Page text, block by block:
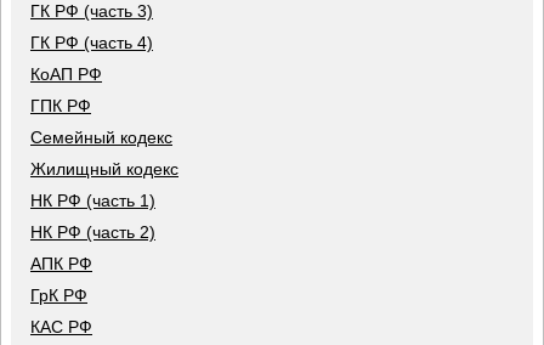
ГК РФ (часть 3)
ГК РФ (часть 4)
КоАП РФ
ГПК РФ
Семейный кодекс
Жилищный кодекс
НК РФ (часть 1)
НК РФ (часть 2)
АПК РФ
ГрК РФ
КАС РФ